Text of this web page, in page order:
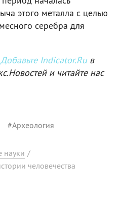
этого металла с целью
серебра для
Добавьте Indicator.Ruв
и читайте нас
#Археология
науки /
человечества